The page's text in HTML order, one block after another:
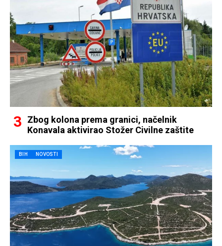
Zbog kolona prema granici, načelnik
Konavala aktivirao Stožer Civilne zaštite
BIH NOVOSTI